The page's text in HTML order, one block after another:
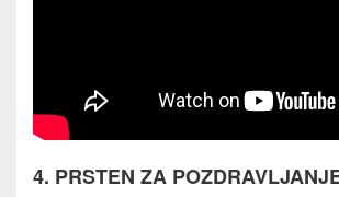
4. PRSTEN ZA